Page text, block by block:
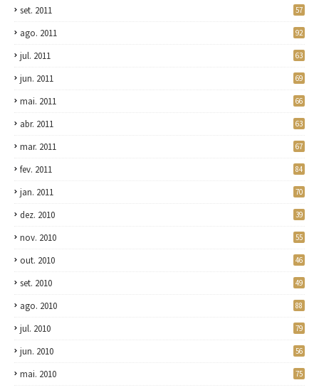
set. 2011 57
ago. 2011 92
jul. 2011 63
jun. 2011 69
mai. 2011 66
abr. 2011 63
mar. 2011 67
fev. 2011 84
jan. 2011 70
dez. 2010 39
nov. 2010 55
out. 2010 46
set. 2010 49
ago. 2010 88
jul. 2010 79
jun. 2010 56
mai. 2010 75